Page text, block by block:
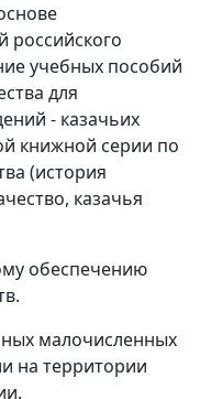
российского
учебных пособий
для
- казачьих
книжной серии по
(история
казачья
обеспечению
малочисленных
на территории